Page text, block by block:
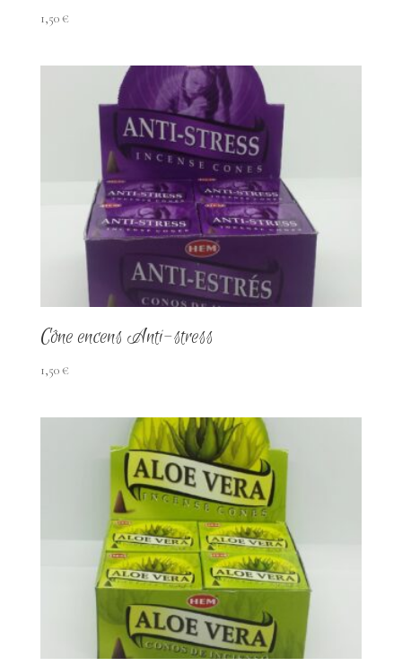
1,50€
Cône encens Anti-stress
1,50€